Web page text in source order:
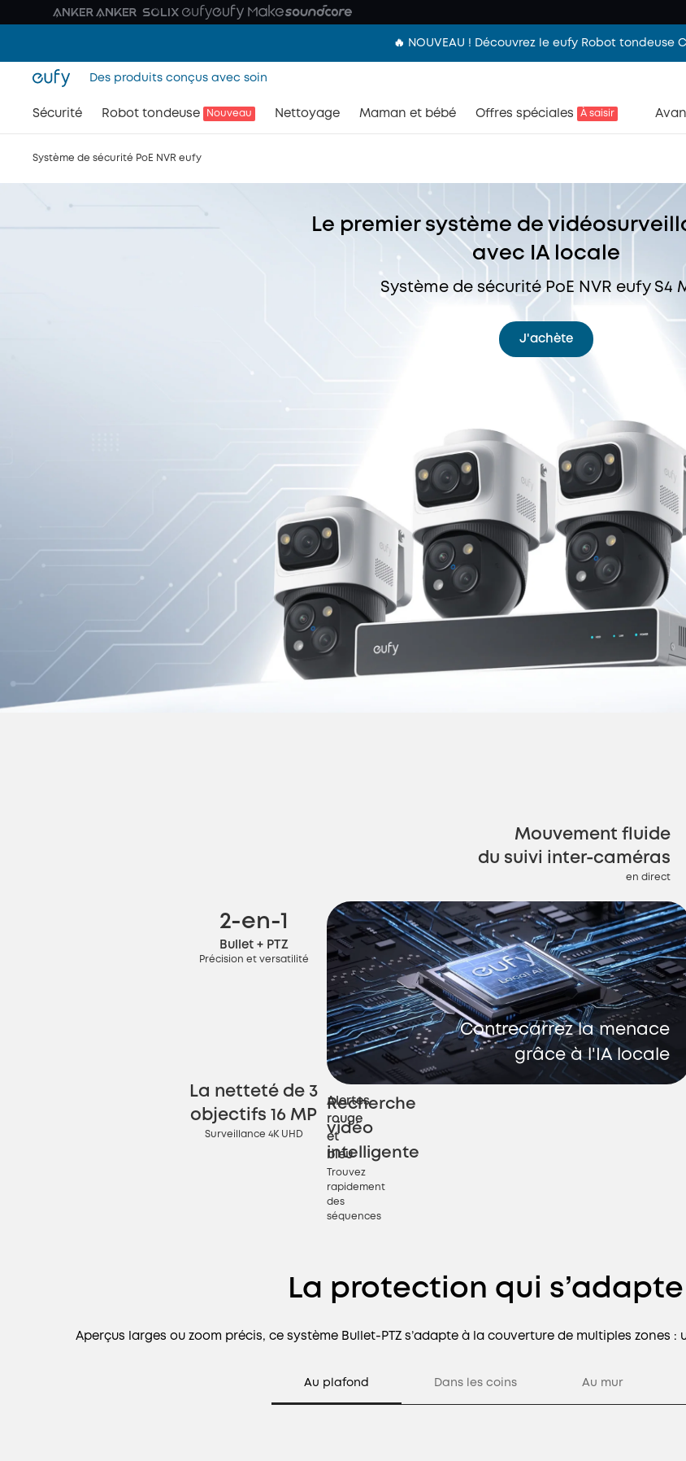
🔥 NOUVEAU ! Découvrez le eufy Robot tondeuse
Des produits conçus avec soin
Sécurité Robot tondeuse Nouveau Nettoyage Maman et bébé Offres spéciales À saisir
Système de sécurité PoE NVR eufy
Le premier système de
avec IA locale
Système de sécurité PoE NVR eufy S4
J'achète
2-en-1
Bullet + PTZ
Précision et versatilité
La netteté de 3
objectifs 16 MP
Surveillance 4K UHD
Mouvement fluide
du suivi inter-caméras
en direct
Contrecarrez la menace
grâce à l'IA locale
Recherche
vidéo
intelligente
Trouvez
rapidement
des
séquences
Alertes
rouge
et
bleu
La protection qui
Aperçus larges ou zoom précis, ce système Bullet-PTZ s’adapte à la couverture de multiples zones
Au plafond Dans les coins Au mur